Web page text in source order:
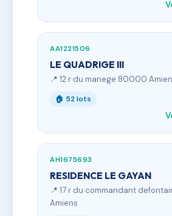
AA1221506
LE QUADRIGE III
📍 12 r du manege 80000
🏠 52 lots
AH1675693
RESIDENCE LE GAYAN
📍 17 r du commandant
Amiens